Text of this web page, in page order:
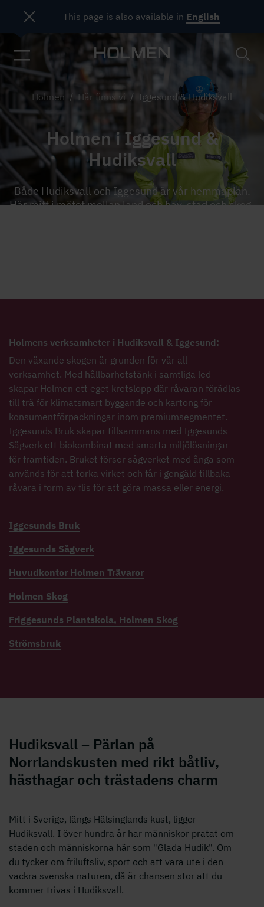
Holmen / Här finns vi / Iggesund & Hudiksvall
Holmen i Iggesund &
Hudiksvall
Både Hudiksvall och Iggesund är vår hemmaplan.
Här mitt i mötet mellan land och hav, stad och skog,
Holmens verksamheter i Hudiksvall & Iggesund:
Den växande skogen är grunden för vår all
verksamhet. Med hållbarhetstänk i samtliga led
skapar Holmen ett eget kretslopp där råvaran förädlas
till trä för klimatsmart byggande och kartong för
konsumentförpackningar inom premiumsegmentet.
Iggesunds Bruk skapar tillsammans med Iggesunds
Sågverk ett biokombinat med smarta miljölösningar
för framtiden. Bruket förser sågverket med ånga som
används för att torka virket och får i gengäld tillbaka
råvara i form av flis för att göra massa eller energi.
Iggesunds Bruk
Iggesunds Sågverk
Huvudkontor Holmen Trävaror
Holmen Skog
Friggesunds Plantskola, Holmen Skog
Strömsbruk
Hudiksvall – Pärlan på
Norrlandskusten med rikt båtliv,
hästhagar och trästadens charm
Mitt i Sverige, längs Hälsinglands kust, ligger
Hudiksvall. I över hundra år har människor pratat om
staden och människorna här som "Glada Hudik". Om
du tycker om friluftsliv, sport och att vara ute i den
vackra svenska naturen, då är chansen stor att du
kommer trivas i Hudiksvall.
This page is also available in English